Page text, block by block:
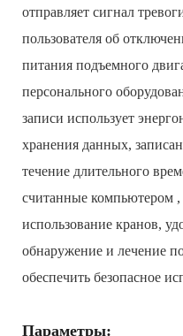
отправляет сигнал
пользователя об
питания подъемного
персонального
записи использует
хранения данных,
течение длительного
считанные компьютером
использование кранов,
обнаружение и лечение
обеспечить безопасное
Параметры: